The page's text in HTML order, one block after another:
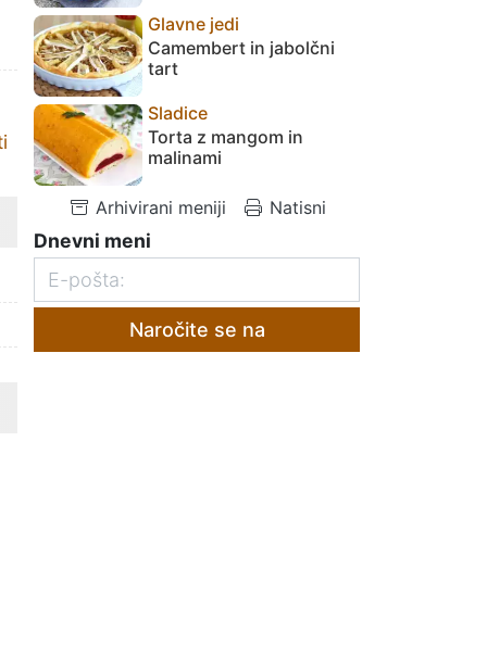
Glavne jedi
Camembert in jabolčni
tart
Sladice
Torta z mangom in
malinami
Arhivirani meniji Natisni
Dnevni meni
Naročite se na